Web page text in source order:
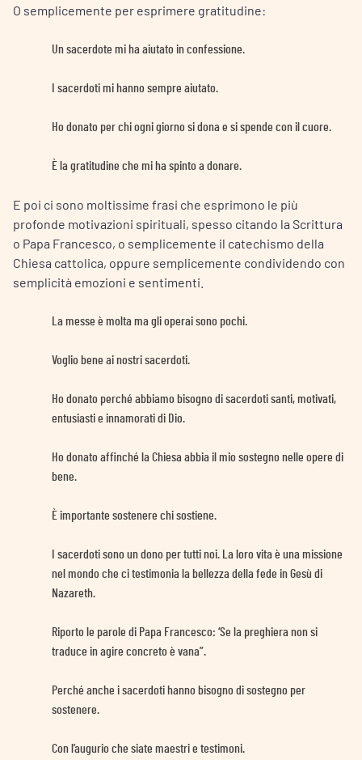
O semplicemente per esprimere gratitudine:
Un sacerdote mi ha aiutato in confessione.
I sacerdoti mi hanno sempre aiutato.
Ho donato per chi ogni giorno si dona e si spende con il cuore.
È la gratitudine che mi ha spinto a donare.
E poi ci sono moltissime frasi che esprimono le più
profonde motivazioni spirituali, spesso citando la Scrittura
o Papa Francesco, o semplicemente il catechismo della
Chiesa cattolica, oppure semplicemente condividendo con
semplicità emozioni e sentimenti.
La messe è molta ma gli operai sono pochi.
Voglio bene ai nostri sacerdoti.
Ho donato perché abbiamo bisogno di sacerdoti santi, motivati,
entusiasti e innamorati di Dio.
Ho donato affinché la Chiesa abbia il mio sostegno nelle opere di
bene.
È importante sostenere chi sostiene.
I sacerdoti sono un dono per tutti noi. La loro vita è una missione
nel mondo che ci testimonia la bellezza della fede in Gesù di
Nazareth.
Riporto le parole di Papa Francesco: ‘Se la preghiera non si
traduce in agire concreto è vana”.
Perché anche i sacerdoti hanno bisogno di sostegno per
sostenere.
Con l’augurio che siate maestri e testimoni.